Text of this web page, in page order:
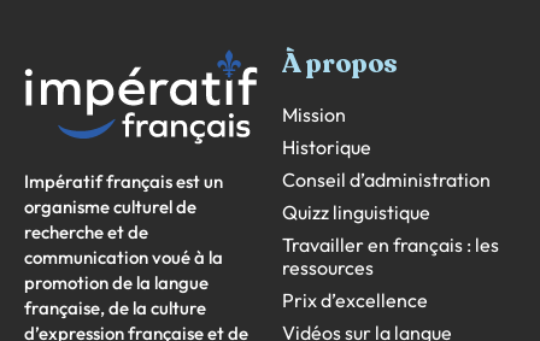
Impératif français est un
organisme culturel de
recherche et de
communication voué à la
promotion de la langue
française, de la culture
d’expression française et de
À propos
Mission
Historique
Conseil d’administration
Quizz linguistique
Travailler en français : les
ressources
Prix d’excellence
Vidéos sur la langue